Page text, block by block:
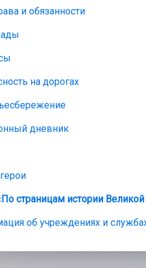
и обязанности
на дорогах
дневник
страницам истории
об учреждениях и